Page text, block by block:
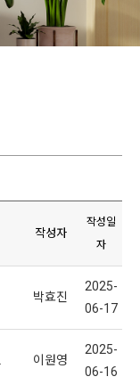
작성자
작성일
자
박효진
2025-
06-17
이원영
2025-
06-16